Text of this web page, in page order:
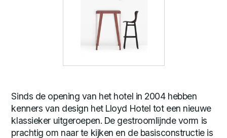
Sinds de opening van het hotel in 2004 hebben
kenners van design het Lloyd Hotel tot een nieuwe
klassieker uitgeroepen. De gestroomlijnde vorm is
prachtig om naar te kijken en de basisconstructie is